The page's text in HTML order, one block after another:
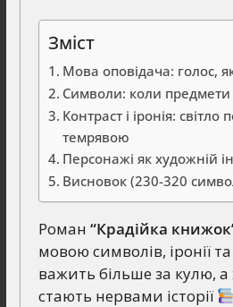
Зміст
Мова оповідача: голос,
Символи: коли предмети
Контраст і іронія: світло
темрявою
Персонажі як художній
Висновок (230-320
Роман “Крадійка
мовою символів, іронії
важить більше за кулю, а
стають нервами історії